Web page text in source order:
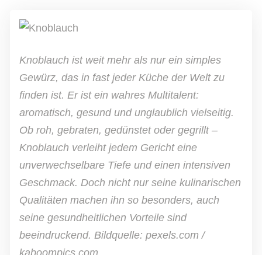
Knoblauch ist weit mehr als nur ein simples
Gewürz, das in fast jeder Küche der Welt zu
finden ist. Er ist ein wahres Multitalent:
aromatisch, gesund und unglaublich vielseitig.
Ob roh, gebraten, gedünstet oder gegrillt –
Knoblauch verleiht jedem Gericht eine
unverwechselbare Tiefe und einen intensiven
Geschmack. Doch nicht nur seine kulinarischen
Qualitäten machen ihn so besonders, auch
seine gesundheitlichen Vorteile sind
beeindruckend. Bildquelle: pexels.com /
kaboompics.com